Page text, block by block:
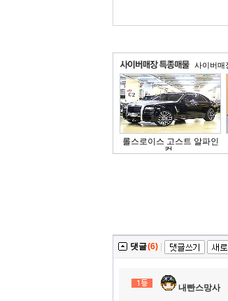
사이버매
롤스로이스 고스트 알파인
컬..
댓글(6)
내빤스망사